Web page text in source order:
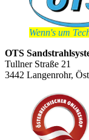
Wenn's um
OTS
Tullner Straße 21
3442 Langenrohr,